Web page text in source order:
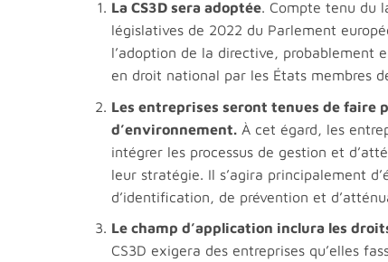
La CS3D sera adoptée. Compte tenu du
législatives de 2022 du Parlement
l’adoption de la directive, probablement
en droit national par les États membres
Les entreprises seront tenues de faire
d’environnement.À cet égard, les
intégrer les processus de gestion et
leur stratégie. Il s’agira principalement
d’identification, de prévention et
Le champ d’application inclura les
CS3D exigera des entreprises qu’elles